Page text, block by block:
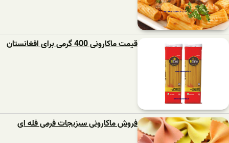
قیمت ماکارونی 400 گرمی برای افغانستان
فروش ماکارونی سبزیجات فرمی فله ای